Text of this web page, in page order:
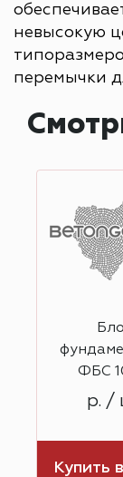
невысокую
перемычки
ФБС
р. /
Купить